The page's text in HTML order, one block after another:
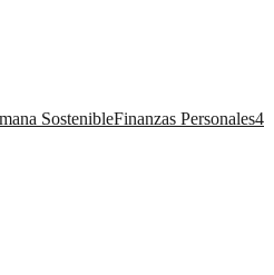
SostenibleFinanzas Personales4